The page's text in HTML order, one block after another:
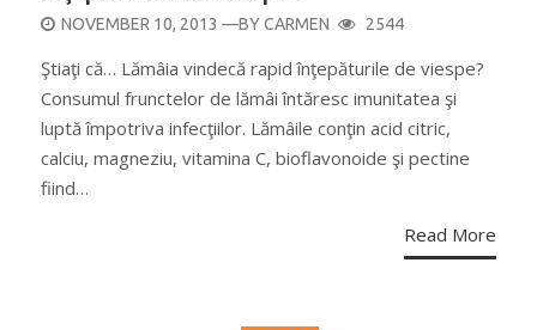
POSTED
NOVEMBER 10, 2013 —BYCARMEN 2544
Ştiaţi că… Lămâia vindecă rapid înţepăturile de viespe?
Consumul frunctelor de lămâi întăresc imunitatea şi
luptă împotriva infecţiilor. Lămâile conţin acid citric,
calciu, magneziu, vitamina C, bioflavonoide şi pectine
fiind…
Read More